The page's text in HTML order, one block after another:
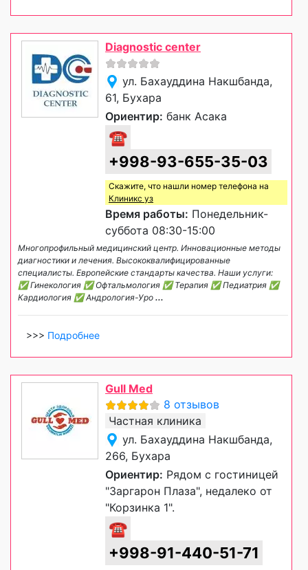
Diagnostic center
ул. Бахауддина Накшбанда,
61, Бухара
Ориентир: банк Асака
☎
+998-93-655-35-03
Скажите, что нашли номер телефона на
Клиникс уз
Время работы: Понедельник-
суббота 08:30-15:00
Многопрофильный медицинский центр. Инновационные методы
диагностики и лечения. Высококвалифицированные
специалисты. Европейские стандарты качества. Наши услуги:
✅ Гинекология ✅ Офтальмология ✅ Терапия ✅ Педиатрия ✅
Кардиология ✅ Андрология-Уро ...
>>> Подробнее
Gull Med
8 отзывов
Частная клиника
ул. Бахауддина Накшбанда,
266, Бухара
Ориентир: Рядом с гостиницей
"Заргарон Плаза", недалеко от
"Корзинка 1".
☎
+998-91-440-51-71